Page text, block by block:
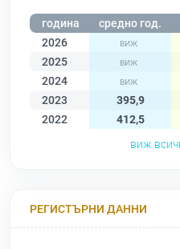
година средно год.
2026
2025
2024
2023
395,9
2022
412,5
виж
РЕГИСТЪРНИ ДАННИ